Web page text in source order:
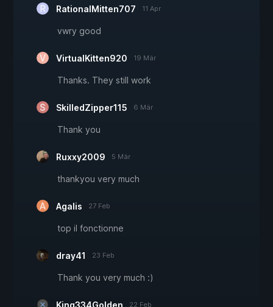
RationalMitten707 11 Apr
vwry good
VirtualKitten920 19 Mär
Thanks. They still work
SkilledZipper115 6 Mär
Thank you
Ruxxy2009 5 Mär
thankyou very much
Agalis 27 Feb
top il fonctionne
dray41 23 Feb
Thank you very much :)
22 Feb